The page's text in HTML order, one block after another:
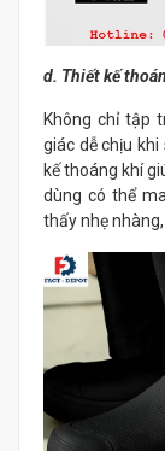
d. Thiết kế
Không chỉ tập
giác dễ chịu
kế thoáng khí
dùng có thể
thấy nhẹ